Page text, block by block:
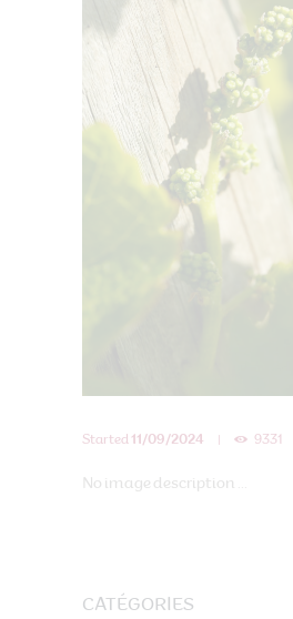
Started 11/09/2024 9331
No image description ...
CATÉGORIES